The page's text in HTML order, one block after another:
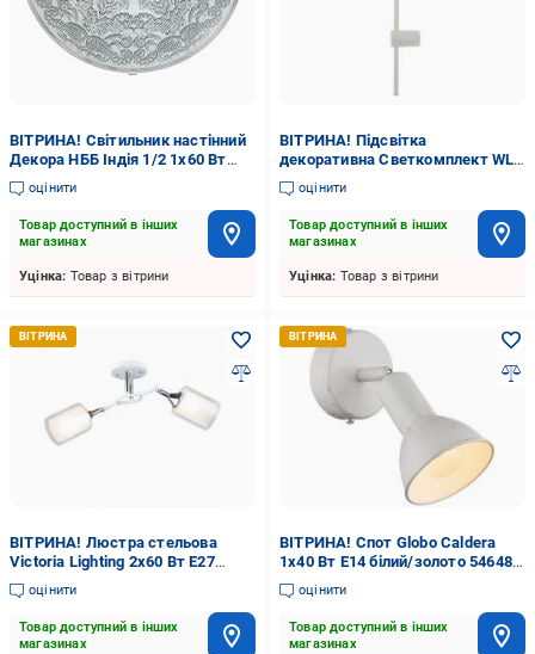
ВІТРИНА! Світильник настінний
Декора НББ Індія 1/2 1x60 Вт
E27 білий 24331
оцінити
Товар доступний в інших
магазинах
Уцінка: Товар з вітрини
ВІТРИНА! Підсвітка
декоративна Светкомплект WL
CAO 100 см LED 10 Вт білий
оцінити
Товар доступний в інших
магазинах
Уцінка: Товар з вітрини
ВІТРИНА! Люстра стельова
Victoria Lighting 2x60 Вт E27
білий Despise/PL2 white
оцінити
Товар доступний в інших
магазинах
ВІТРИНА! Спот Globo Caldera
1x40 Вт E14 білий/золото 54648-
1
оцінити
Товар доступний в інших
магазинах